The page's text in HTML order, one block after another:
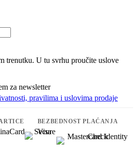
trenutku. U tu svrhu proučite uslove
za newsletter
pravilima i uslovima prodaje
BEZBEDNOST PLAĆANJA